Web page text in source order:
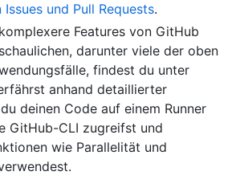
und Pull Requests.
Features von GitHub
darunter viele der oben
findest du unter
anhand detaillierter
deinen Code auf einem Runner
GitHub-CLI zugreifst und
wie Parallelität und